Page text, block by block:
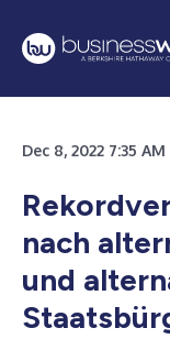
Dec 8, 2022 7:35
nach
und